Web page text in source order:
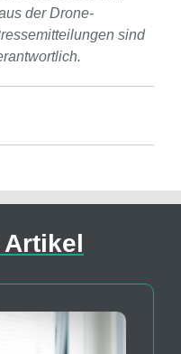
der Drone-
sind
Artikel